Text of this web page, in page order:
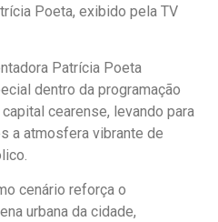
Poeta, exibido pela TV
Patrícia Poeta
dentro da programação
cearense, levando para
a atmosfera vibrante de
cenário reforça o
urbana da cidade,